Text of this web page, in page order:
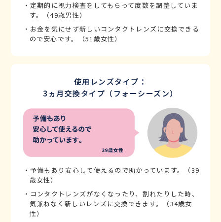
・定期的に視力検査をしてもらって度数を調整していま
す。（49歳男性）
・お金を気にせず新しいコンタクトレンズに交換できる
ので安心です。（51歳女性）
使用レンズタイプ：
3ヵ月交換タイプ（フォーシーズン）
・予備もあり安心して使えるので助かっています。（39
歳女性）
・コンタクトレンズがなくなったり、割れたりした時、
気兼ねなく新しいレンズに交換できます。（34歳女
性）